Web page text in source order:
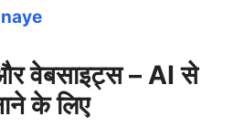
वेबसाइट्स – AI से
के लिए